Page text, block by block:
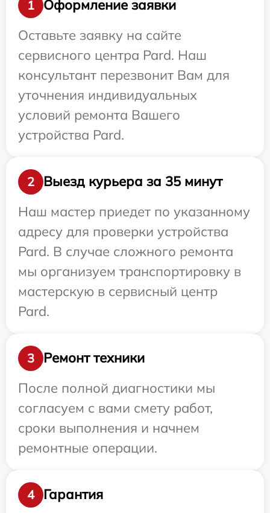
1
Оформление заявки
Оставьте заявку на сайте
сервисного центра Pard. Наш
консультант перезвонит Вам для
уточнения индивидуальных
условий ремонта Вашего
устройства Pard.
2
Выезд курьера за 35 минут
Наш мастер приедет по указанному
адресу для проверки устройства
Pard. В случае сложного ремонта
мы организуем транспортировку в
мастерскую в сервисный центр
Pard.
3
Ремонт техники
После полной диагностики мы
согласуем с вами смету работ,
сроки выполнения и начнем
ремонтные операции.
4
Гарантия